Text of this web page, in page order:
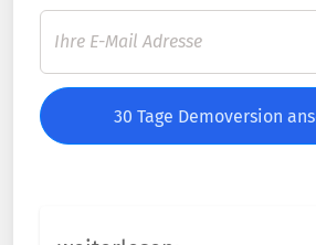
30 Tage Demoversion